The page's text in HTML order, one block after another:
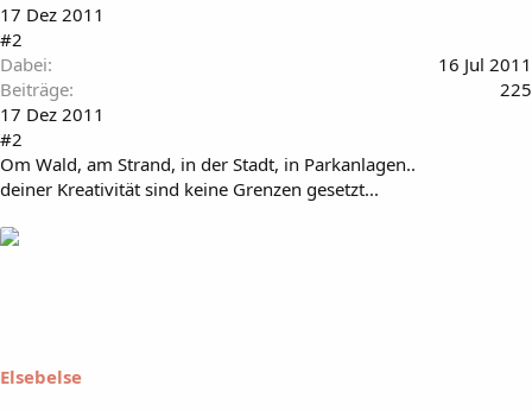
17 Dez 2011
#2
Dabei
16 Jul 2011
Beiträge
225
17 Dez 2011
#2
Om Wald, am Strand, in der Stadt, in Parkanlagen..
deiner Kreativität sind keine Grenzen gesetzt...
Elsebelse